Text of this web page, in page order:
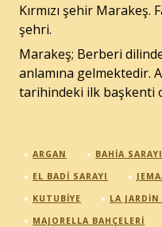
Kırmızı şehir Marakeş.
şehri.
Marakeş; Berberi
anlamına gelmektedir.
tarihindeki ilk başkenti
ARGAN BAHIA SARAYI
EL BADI SARAYI
KUTUBIYE
LA JARDIN
MAJORELLA BAHÇELERI